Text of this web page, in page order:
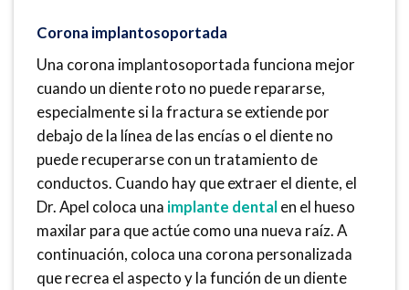
Corona implantosoportada
Una corona implantosoportada funciona mejor
cuando un diente roto no puede repararse,
especialmente si la fractura se extiende por
debajo de la línea de las encías o el diente no
puede recuperarse con un tratamiento de
conductos. Cuando hay que extraer el diente, el
Dr. Apel coloca una implante dentalen el hueso
maxilar para que actúe como una nueva raíz. A
continuación, coloca una corona personalizada
que recrea el aspecto y la función de un diente